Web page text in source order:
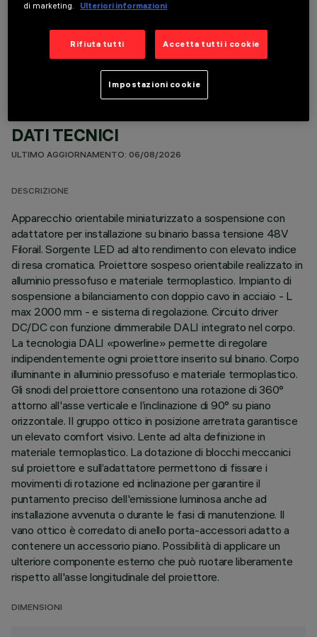
COMPONENTI OPZIONALI
DATI TECNICI
ULTIMO AGGIORNAMENTO: 06/08/2026
DESCRIZIONE
Apparecchio orientabile miniaturizzato a sospensione con
adattatore per installazione su binario bassa tensione 48V
Filorail. Sorgente LED ad alto rendimento con elevato indice
di resa cromatica. Proiettore sospeso orientabile realizzato in
alluminio pressofuso e materiale termoplastico. Impianto di
sospensione a bilanciamento con doppio cavo in acciaio - L
max 2000 mm - e sistema di regolazione. Circuito driver
DC/DC con funzione dimmerabile DALI integrato nel corpo.
La tecnologia DALI «powerline» permette di regolare
indipendentemente ogni proiettore inserito sul binario. Corpo
illuminante in alluminio pressofuso e materiale termoplastico.
Gli snodi del proiettore consentono una rotazione di 360°
attorno all'asse verticale e l’inclinazione di 90° su piano
orizzontale. Il gruppo ottico in posizione arretrata garantisce
un elevato comfort visivo. Lente ad alta definizione in
materiale termoplastico. La dotazione di blocchi meccanici
sul proiettore e sull’adattatore permettono di fissare i
movimenti di rotazione ed inclinazione per garantire il
puntamento preciso dell'emissione luminosa anche ad
installazione avvenuta o durante le fasi di manutenzione. Il
vano ottico è corredato di anello porta-accessori adatto a
contenere un accessorio piano. Possibilità di applicare un
ulteriore componente esterno che può ruotare liberamente
rispetto all'asse longitudinale del proiettore.
DIMENSIONI
di marketing.
Ulteriori informazioni
Rifiuta tutti Accetta tutti i cookie
Impostazioni cookie